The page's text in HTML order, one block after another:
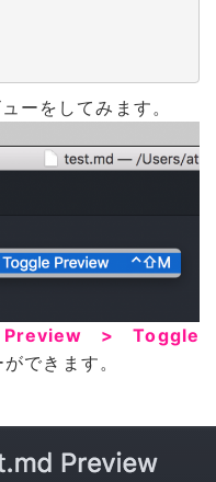
ーをしてみます。
> Toggle
できます。